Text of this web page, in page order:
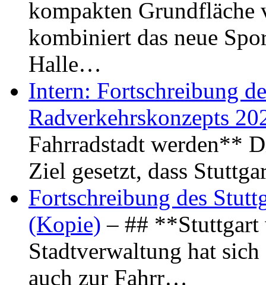
kompakten Grundfläche
kombiniert das neue
Halle…
Intern: Fortschreibung
Radverkehrskonzepts
Fahrradstadt werden**
Ziel gesetzt, dass
Fortschreibung des
(Kopie) – ## **Stuttgart
Stadtverwaltung hat
auch zur Fahrr…